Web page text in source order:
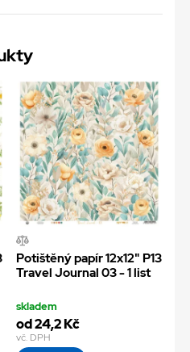
Potištěný papír 12x12" P13
Travel Journal 03 - 1 list
skladem
od 24,2 Kč
vč. DPH